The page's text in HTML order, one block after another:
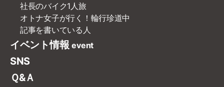
社長のバイク1人旅
オトナ女子が行く！輪行珍道中
記事を書いている人
イベント情報 event
SNS
Ｑ&Ａ